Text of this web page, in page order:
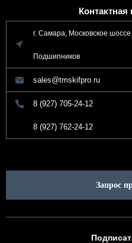
г. Самара, Московское
Подшипников
sales@tmskifpro.ru
8 (927) 705-24-12
8 (927) 762-24-12
Запрос